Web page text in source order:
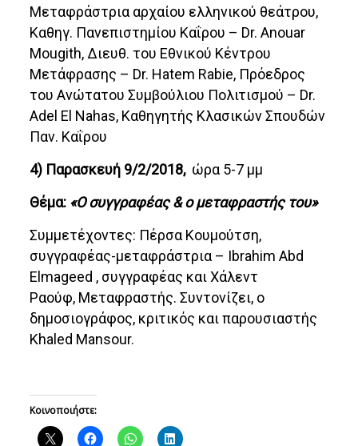
Μεταφράστρια αρχαίου ελληνικού θεάτρου,
Καθηγ. Πανεπιστημίου Καΐρου – Dr. Anouar
Mougith, Διευθ. του Εθνικού Κέντρου
Μετάφρασης – Dr. Hatem Rabie, Πρόεδρος
του Ανώτατου Συμβούλιου Πολιτισμού – Dr.
Adel El Nahas, Καθηγητής Κλασικών Σπουδών
Παν. Καΐρου
4) Παρασκευή 9/2/2018, ώρα 5-7 μμ
Θέμα: «Ο συγγραφέας & ο μεταφραστής του»
Συμμετέχοντες: Πέρσα Κουμούτση,
συγγραφέας-μεταφράστρια – Ibrahim Abd
Elmageed , συγγραφέας και Χάλεντ
Ραούφ, Μεταφραστής. Συντονίζει, ο
δημοσιογράφος, κριτικός και παρουσιαστής
Khaled Mansour.
Κοινοποιήστε: